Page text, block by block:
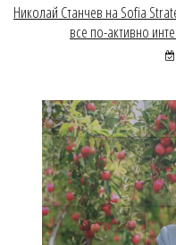
Николай Станчев на Sofia
все по-активно